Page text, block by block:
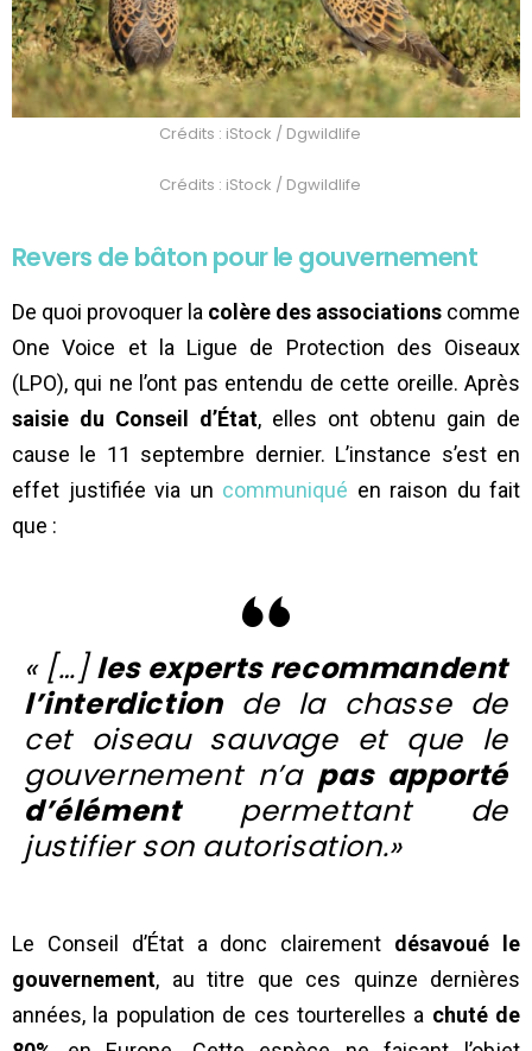
Crédits : iStock / Dgwildlife
Crédits : iStock / Dgwildlife
Revers de bâton pour le gouvernement
De quoi provoquer la colère des associations comme
One Voice et la Ligue de Protection des Oiseaux
(LPO), qui ne l’ont pas entendu de cette oreille. Après
saisie du Conseil d’État, elles ont obtenu gain de
cause le 11 septembre dernier. L’instance s’est en
effet justifiée via un communiqué en raison du fait
que :
« […]les experts recommandent
l’interdictionde la chasse de
cet oiseau sauvage et que le
gouvernement n’a pas apporté
d’élémentpermettant de
justifier son autorisation.»
Le Conseil d’État a donc clairement désavoué le
gouvernement, au titre que ces quinze dernières
années, la population de ces tourterelles a chuté de